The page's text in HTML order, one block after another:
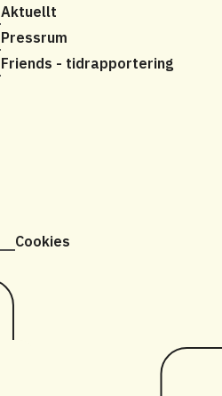
Aktuellt
Pressrum
Friends - tidrapportering
Cookies